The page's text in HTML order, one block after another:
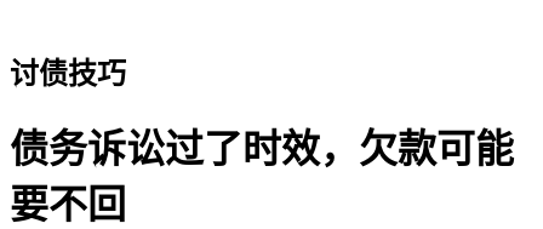
讨债技巧
债务诉讼过了时效，欠款可能
要不回